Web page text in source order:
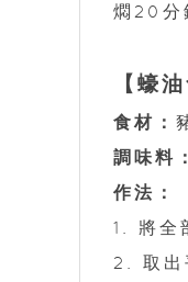
燜20分
【蠔
食材：
調味料：
作法：
1. 將全
2. 取出